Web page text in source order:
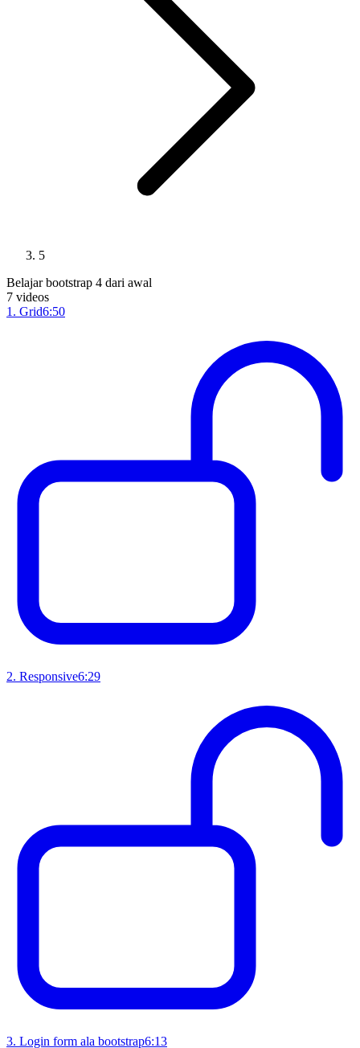
5
Belajar bootstrap 4 dari awal
7 videos
1 . Grid6:50
2. Responsive6:29
3. Login form ala bootstrap6:13